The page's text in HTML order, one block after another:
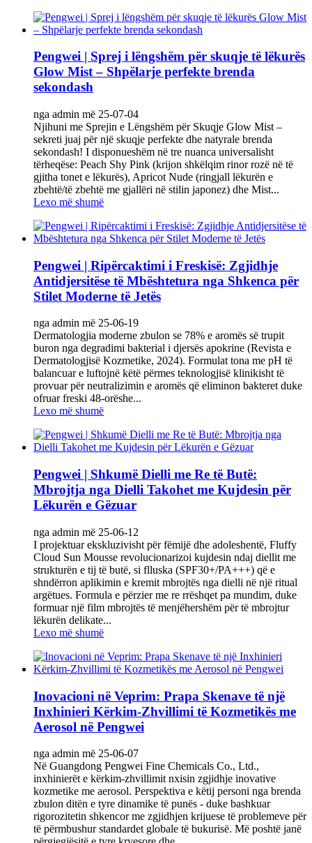
Pengwei | Sprej i lëngshëm për skuqje të lëkurës
Glow Mist – Shpëlarje perfekte brenda
sekondash
nga admin më 25-07-04
Njihuni me ‌Sprejin e Lëngshëm për Skuqje Glow Mist‌ –
sekreti juaj për një skuqje perfekte dhe natyrale brenda
sekondash! I disponueshëm në ‌tre nuanca universalisht
tërheqëse‌: Peach Shy Pink (krijon shkëlqim rinor rozë në të
gjitha tonet e lëkurës), Apricot Nude (ringjall lëkurën e
zbehtë/të zbehtë me gjallëri në stilin japonez) dhe Mist...
Lexo më shumë
Pengwei | Ripërcaktimi i Freskisë: Zgjidhje
Antidjersitëse të Mbështetura nga Shkenca për
Stilet Moderne të Jetës
nga admin më 25-06-19
Dermatologjia moderne zbulon se 78% e aromës së trupit
buron nga degradimi bakterial i djersës apokrine (Revista e
Dermatologjisë Kozmetike, 2024). Formulat tona me pH të
balancuar e luftojnë këtë përmes teknologjisë klinikisht të
provuar për neutralizimin e aromës që eliminon bakteret duke
ofruar freski 48-orëshe...
Lexo më shumë
Pengwei | Shkumë Dielli me Re të Butë:
Mbrojtja nga Dielli Takohet me Kujdesin për
Lëkurën e Gëzuar
nga admin më 25-06-12
I projektuar ekskluzivisht për fëmijë dhe adoleshentë, Fluffy
Cloud Sun Mousse revolucionarizoi kujdesin ndaj diellit me
strukturën e tij të butë, si flluska (SPF30+/PA+++) që e
shndërron aplikimin e kremit mbrojtës nga dielli në një ritual
argëtues. Formula e përzier me re rrëshqet pa mundim, duke
formuar një film mbrojtës të menjëhershëm për të mbrojtur
lëkurën delikate...
Lexo më shumë
Inovacioni në Veprim: Prapa Skenave të një
Inxhinieri Kërkim-Zhvillimi të Kozmetikës me
Aerosol në Pengwei
nga admin më 25-06-07
Në Guangdong Pengwei Fine Chemicals Co., Ltd.,
inxhinierët e kërkim-zhvillimit nxisin zgjidhje inovative
kozmetike me aerosol. Perspektiva e këtij personi nga brenda
zbulon ditën e tyre dinamike të punës - duke bashkuar
rigorozitetin shkencor me zgjidhjen krijuese të problemeve për
të përmbushur standardet globale të bukurisë. Më poshtë janë